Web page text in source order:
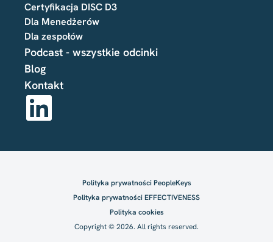
Certyfikacja DISC D3
Dla Menedżerów
Dla zespołów
Podcast - wszystkie odcinki
Blog
Kontakt
Copyright © 2026. All rights reserved.
Polityka prywatności PeopleKeys
Polityka prywatności EFFECTIVENESS
Polityka cookies